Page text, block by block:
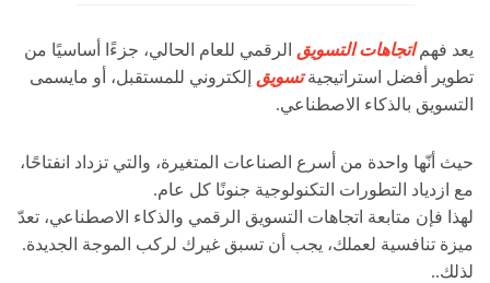
يعد فهماتجاهات التسويق الرقمي للعام الحالي، جزءًا أساسيًا من
تطوير أفضل استراتيجيةتسويق إلكتروني للمستقبل، أو مايسمى
التسويق بالذكاء الاصطناعي.
حيث أنّها واحدة من أسرع الصناعات المتغيرة، والتي تزداد انفتاحًا،
مع ازدياد التطورات التكنولوجية جنونًا كل عام.
لهذا فإن متابعة اتجاهات التسويق الرقمي والذكاء الاصطناعي، تعدّ
ميزة تنافسية لعملك، يجب أن تسبق غيرك لركب الموجة الجديدة.
لذلك..